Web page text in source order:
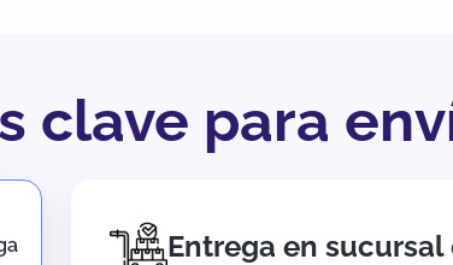
clave para
Entrega en